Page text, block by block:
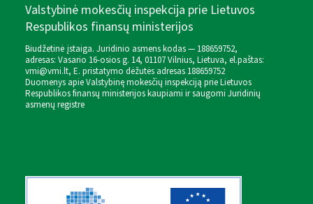
Valstybinė mokesčių inspekcija prie Lietuvos
Respublikos finansų ministerijos
Biudžetinė įstaiga. Juridinio asmens kodas — 188659752,
adresas: Vasario 16-osios g. 14, 01107 Vilnius, Lietuva, el.paštas:
vmi@vmi.lt, E. pristatymo dėžutės adresas 188659752
Duomenys apie Valstybinę mokesčių inspekciją prie Lietuvos
Respublikos finansų ministerijos kaupiami ir saugomi Juridinių
asmenų registre